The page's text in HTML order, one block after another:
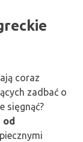
coraz
zadbać o
sięgnąć?
od